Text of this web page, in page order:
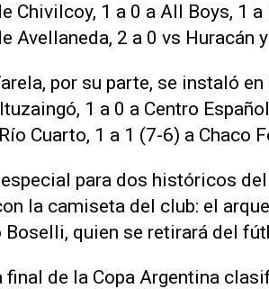
Chivilcoy, 1 a 0 a All Boys, 1
Avellaneda, 2 a 0 vs Huracán
por su parte, se instaló
1 a 0 a Centro
Cuarto, 1 a 1 (7-6) a Chaco
para dos históricos del
la camiseta del club: el
Boselli, quien se retirará del
final de la Copa Argentina